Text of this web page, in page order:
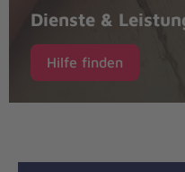
Dienste &
Hilfe finden